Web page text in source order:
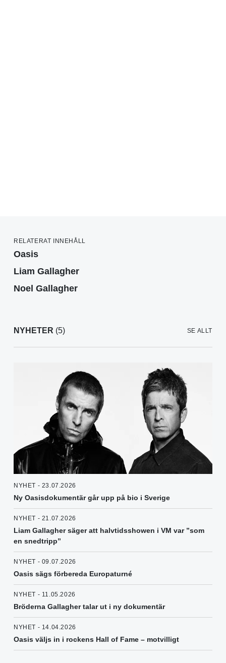
RELATERAT INNEHÅLL
Oasis
Liam Gallagher
Noel Gallagher
NYHETER (5) SE ALLT
NYHET - 23.07.2026
Ny Oasisdokumentär går upp på bio i Sverige
NYHET - 21.07.2026
Liam Gallagher säger att halvtidsshowen i VM var ”som
en snedtripp”
NYHET - 09.07.2026
Oasis sägs förbereda Europaturné
NYHET - 11.05.2026
Bröderna Gallagher talar ut i ny dokumentär
NYHET - 14.04.2026
Oasis väljs in i rockens Hall of Fame – motvilligt